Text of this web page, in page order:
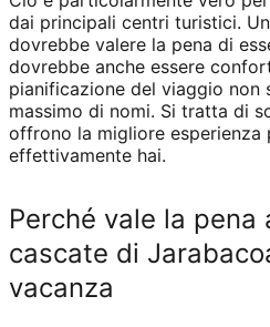
dai principali centri turistici.
dovrebbe valere la pena di
dovrebbe anche essere
pianificazione del viaggio non
massimo di nomi. Si tratta di
offrono la migliore esperienza
effettivamente hai.
Perché vale la pena
cascate di
vacanza